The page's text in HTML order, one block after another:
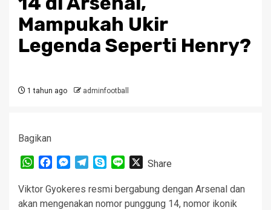
Mampukah Ukir
Legenda Seperti Henry?
1 tahun ago adminfootball
Bagikan
WhatsApp
FacebookMessenger
TelegramSkypeLine XShare
Viktor Gyokeres resmi bergabung dengan Arsenal dan
akan mengenakan nomor punggung 14, nomor ikonik